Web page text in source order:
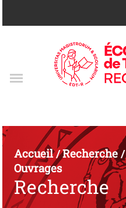
Accueil/Recherche/
Ouvrages
Recherche